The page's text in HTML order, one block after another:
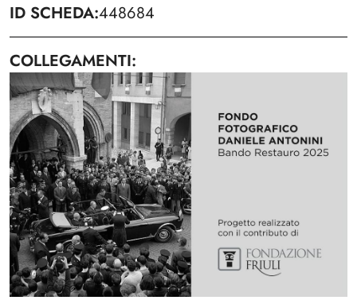
ID SCHEDA 448684
COLLEGAMENTI